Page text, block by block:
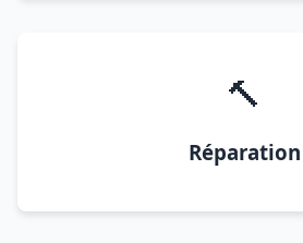
🔨
Réparation